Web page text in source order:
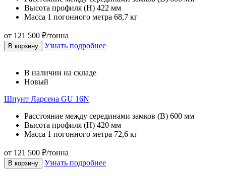
Высота профиля (Н) 422 мм
Масса 1 погонного метра 68,7 кг
от 121 500 ₽/тонна
В корзину Узнать подробнее
В наличии на складе
Новый
Шпунт Ларсена GU 16N
Расстояние между серединами замков (В) 600 мм
Высота профиля (Н) 420 мм
Масса 1 погонного метра 72,6 кг
от 121 500 ₽/тонна
В корзину Узнать подробнее